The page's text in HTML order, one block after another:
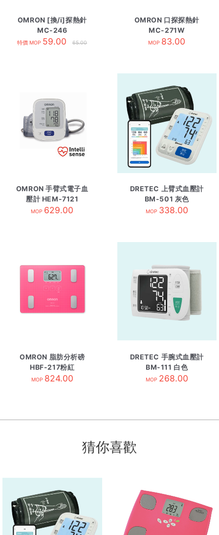
OMRON [換/i]探熱針
MC-246
特價 MOP 59.00 65.00
OMRON 口探探熱針
MC-271W
MOP 83.00
OMRON 手臂式電子血
壓計 HEM-7121
MOP 629.00
DRETEC 上臂式血壓計
BM-501 灰色
MOP 338.00
OMRON 脂肪分析磅
HBF-217粉紅
MOP 824.00
DRETEC 手腕式血壓計
BM-111 白色
MOP 268.00
猜你喜歡